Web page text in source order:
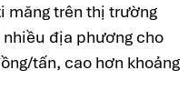
măng trên thị trường
địa phương cho
tấn, cao hơn khoảng